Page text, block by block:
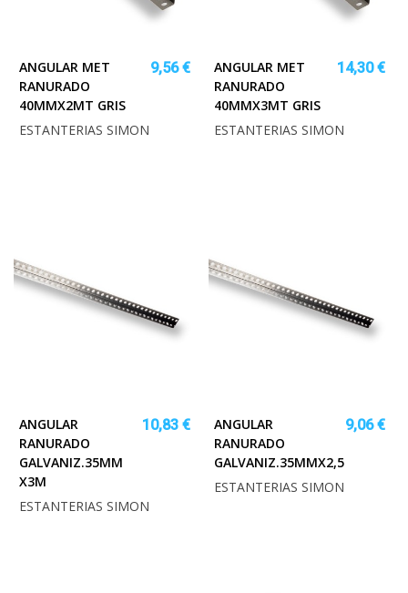
ANGULAR MET
RANURADO
40MMX2MT GRIS
9,56 €
ESTANTERIAS SIMON
ANGULAR MET
RANURADO
40MMX3MT GRIS
14,30 €
ESTANTERIAS SIMON
ANGULAR
RANURADO
GALVANIZ.35MM
X3M
10,83 €
ESTANTERIAS SIMON
ANGULAR
RANURADO
GALVANIZ.35MMX2,5M
9,06 €
ESTANTERIAS SIMON